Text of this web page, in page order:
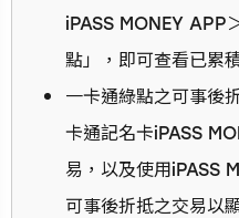
iPASS MONEY APP
點」，即可查看已累
一卡通綠點之可事後
卡通記名卡iPASS
易，以及使用iPASS
可事後折抵之交易以